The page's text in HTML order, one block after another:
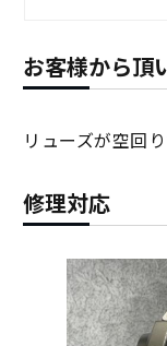
お客様から頂
リューズが空回
修理対応